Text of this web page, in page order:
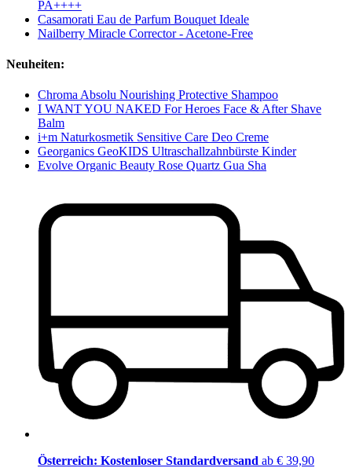
PA++++
Casamorati Eau de Parfum Bouquet Ideale
Nailberry Miracle Corrector - Acetone-Free
Neuheiten:
Chroma Absolu Nourishing Protective Shampoo
I WANT YOU NAKED For Heroes Face & After Shave
Balm
i+m Naturkosmetik Sensitive Care Deo Creme
Georganics GeoKIDS Ultraschallzahnbürste Kinder
Evolve Organic Beauty Rose Quartz Gua Sha
Österreich: Kostenloser Standardversand ab € 39,90